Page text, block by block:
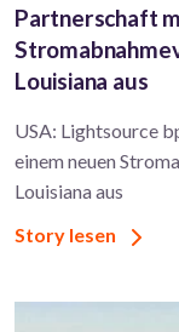
Partnerschaft
Louisiana aus
USA: Lightsource
einem neuen
Louisiana aus
Story lesen